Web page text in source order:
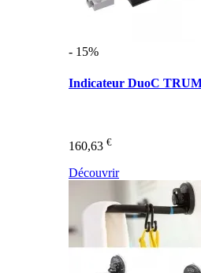
- 15%
Indicateur DuoC
160,63 €
Découvrir